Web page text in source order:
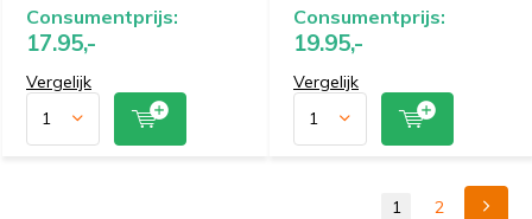
Consumentprijs:
17.95,-
Vergelijk
Consumentprijs:
19.95,-
Vergelijk
1 2